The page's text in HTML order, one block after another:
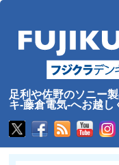
足利や佐野のソニー
キ-藤倉電気-へお越し